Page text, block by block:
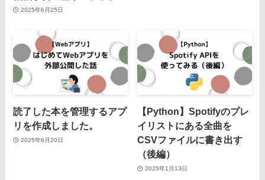
2025年6月25日
読了した本を管理するアプ
リを作成しました。
2025年6月20日
【Python】Spotifyのプレ
イリストにある全曲を
CSVファイルに書き出す
（後編）
2025年1月13日